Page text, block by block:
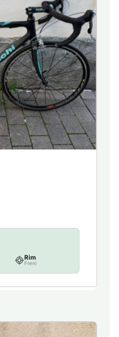
Rim
Freni